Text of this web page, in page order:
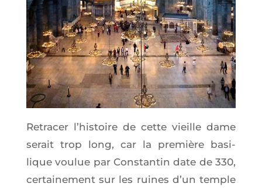
Retra­cer l’his­toire de cette vieille dame
serait trop long, car la pre­mière basi­
lique vou­lue par Constan­tin date de 330,
cer­tai­ne­ment sur les ruines d’un temple